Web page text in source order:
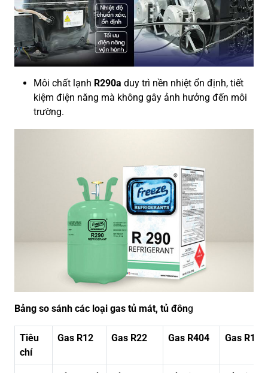
Môi chất lạnh R290a duy trì nền nhiệt ổn định, tiết
kiệm điện năng mà không gây ảnh hưởng đến môi
trường.
Bảng so sánh các loại gas tủ mát, tủ đông
Tiêu
chí
Gas R12 Gas R22 Gas R404 Gas